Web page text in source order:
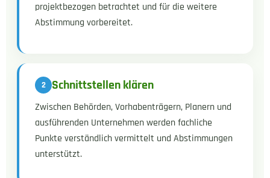
projektbezogen betrachtet und für die weitere
Abstimmung vorbereitet.
Schnittstellen klären
Zwischen Behörden, Vorhabenträgern, Planern und
ausführenden Unternehmen werden fachliche
Punkte verständlich vermittelt und Abstimmungen
unterstützt.